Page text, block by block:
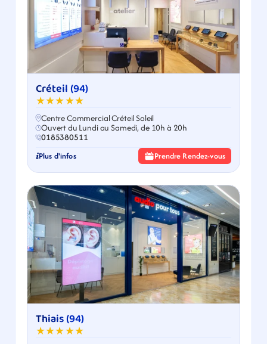
Créteil (94)
★★★★★
Centre Commercial Créteil Soleil
Ouvert du Lundi au Samedi, de 10h à 20h
0185380511
Plus d'infos Prendre Rendez-vous
Thiais (94)
★★★★★